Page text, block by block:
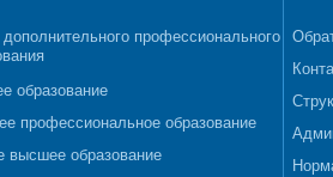
профессионального
образование
профессиональное образование
высшее образование